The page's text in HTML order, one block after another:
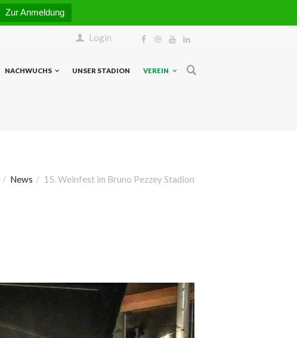
Zur Anmeldung
Login
NACHWUCHS UNSER STADION VEREIN
News 15. Weinfest im Bruno Pezzey Stadion